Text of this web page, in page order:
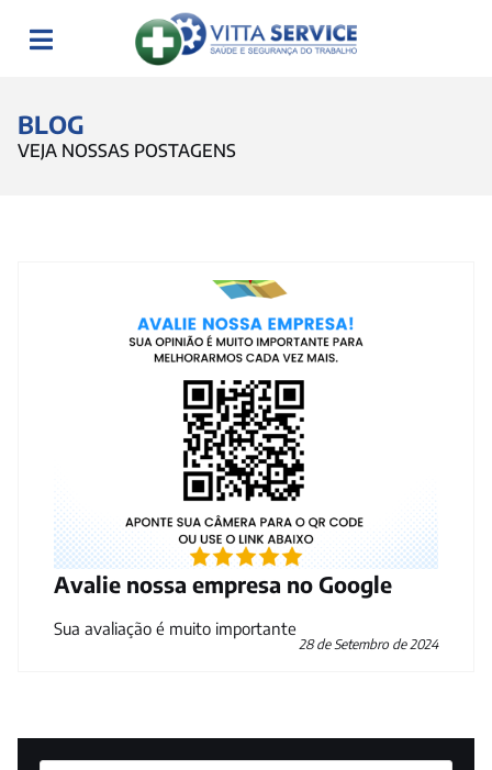
BLOG
VEJA NOSSAS POSTAGENS
Avalie nossa empresa no Google
Sua avaliação é muito importante
28 de Setembro de 2024